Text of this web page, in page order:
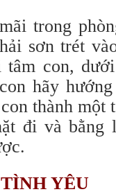
trong
sơn trét
con,
hãy
thành một
đi và bằng
YÊU